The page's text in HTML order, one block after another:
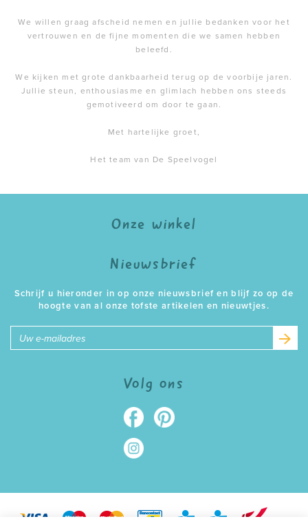
We willen graag afscheid nemen en jullie bedanken voor het
vertrouwen en de fijne momenten die we samen hebben
beleefd.
We kijken met grote dankbaarheid terug op de voorbije jaren.
Jullie steun, enthousiasme en glimlach hebben ons steeds
gemotiveerd om door te gaan.
Met hartelijke groet,
Het team van De Speelvogel
Onze winkel
Nieuwsbrief
Schrijf u hieronder in op onze nieuwsbrief en blijf zo op de
hoogte van al onze tofste artikelen en nieuwtjes.
Volg ons